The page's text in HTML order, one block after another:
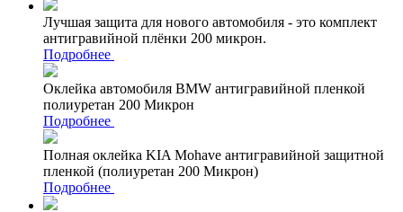
Лучшая защита для нового автомобиля - это комплект
антигравийной плёнки 200 микрон.
Подробнее
Оклейка автомобиля BMW антигравийной пленкой
полиуретан 200 Микрон
Подробнее
Полная оклейка KIA Mohave антигравийной защитной
пленкой (полиуретан 200 Микрон)
Подробнее